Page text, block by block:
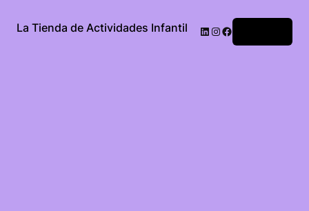
La Tienda de Actividades Infantil